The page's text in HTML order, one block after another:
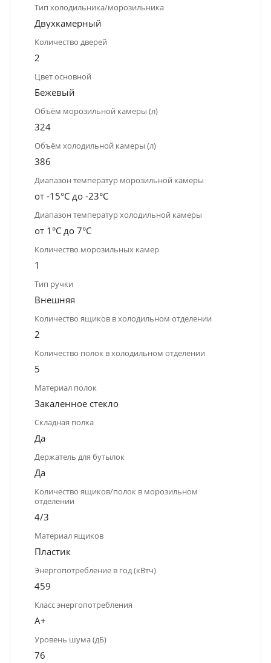
Тип холодильника/морозильника
Двухкамерный
Количество дверей
2
Цвет основной
Бежевый
Объём морозильной камеры (л)
324
Объём холодильной камеры (л)
386
Диапазон температур морозильной камеры
от -15°C до -23°C
Диапазон температур холодильной камеры
от 1°C до 7°C
Количество морозильных камер
1
Тип ручки
Внешняя
Количество ящиков в холодильном отделении
2
Количество полок в холодильном отделении
5
Материал полок
Закаленное стекло
Складная полка
Да
Держатель для бутылок
Да
Количество ящиков/полок в морозильном
отделении
4/3
Материал ящиков
Пластик
Энергопотребление в год (кВтч)
459
Класс энергопотребления
A+
Уровень шума (дБ)
76